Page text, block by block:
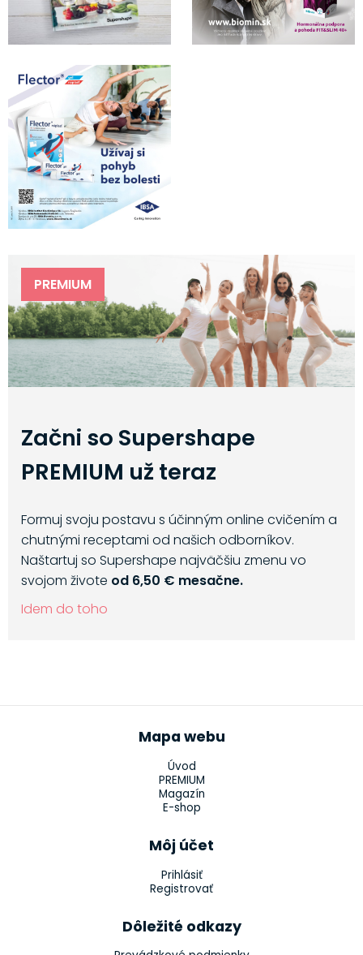
PREMIUM
Začni so Supershape
PREMIUM už teraz
Formuj svoju postavu s účinným online cvičením a
chutnými receptami od našich odborníkov.
Naštartuj so Supershape najväčšiu zmenu vo
svojom živote od 6,50 € mesačne.
Idem do toho
Mapa webu
Úvod
PREMIUM
Magazín
E-shop
Môj účet
Prihlásiť
Registrovať
Dôležité odkazy